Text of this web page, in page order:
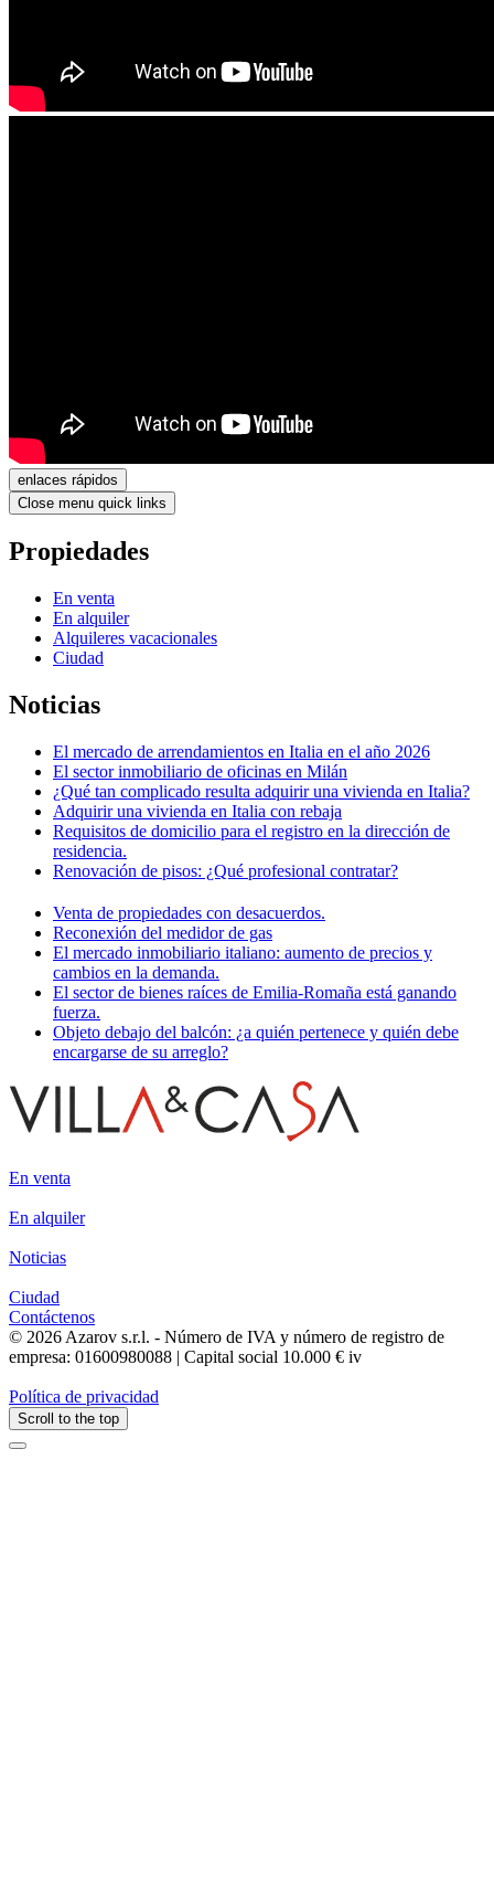
enlaces rápidos
Close menu quick links
Propiedades
En venta
En alquiler
Alquileres vacacionales
Ciudad
Noticias
El mercado de arrendamientos en Italia en el año 2026
El sector inmobiliario de oficinas en Milán
¿Qué tan complicado resulta adquirir una vivienda en Italia?
Adquirir una vivienda en Italia con rebaja
Requisitos de domicilio para el registro en la dirección de
residencia.
Renovación de pisos: ¿Qué profesional contratar?
Venta de propiedades con desacuerdos.
Reconexión del medidor de gas
El mercado inmobiliario italiano: aumento de precios y
cambios en la demanda.
El sector de bienes raíces de Emilia-Romaña está ganando
fuerza.
Objeto debajo del balcón: ¿a quién pertenece y quién debe
encargarse de su arreglo?
En venta
En alquiler
Noticias
Ciudad
Contáctenos
© 2026 Azarov s.r.l. - Número de IVA y número de registro de
empresa: 01600980088 | Capital social 10.000 € iv
Política de privacidad
Scroll to the top